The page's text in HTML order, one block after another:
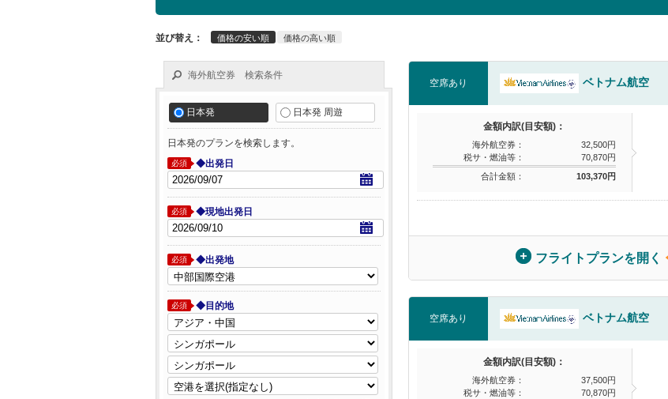
並び替え： 価格の安い順 価格の高い順
空席あり ベトナム航空
金額内訳(目安額)：
海外航空券：
32,500円
税サ・燃油等：
70,870円
合計金額：
103,370円
フライトプランを開く
空席あり ベトナム航空
金額内訳(目安額)：
海外航空券：
37,500円
税サ・燃油等：
70,870円
海外航空券 検索条件
日本発 日本発 周遊
日本発のプランを検索します。
必須 ◆出発日
必須 ◆現地出発日
必須 ◆出発地
必須 ◆目的地